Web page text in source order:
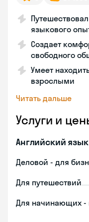
языкового
Создает
свободного
Умеет
взрослыми
Читать дальше
Услуги и
Английский язык
Деловой - для
Для путешествий
Для начинающих -